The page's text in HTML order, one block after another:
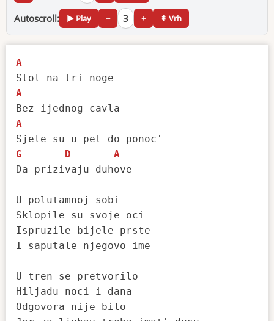
Autoscroll: ▶ Play − 3 + ↟ Vrh
A
A
A
G
D
A
Da prizivaju duhove
U polutamnoj sobi
Sklopile su svoje oci
Ispruzile bijele prste
I saputale njegovo ime
U tren se pretvorilo
Hiljadu noci i dana
Odgovora nije bilo